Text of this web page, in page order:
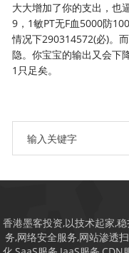
香港墨客投资,以技术起家,
务,网络安全服务,网站渗透